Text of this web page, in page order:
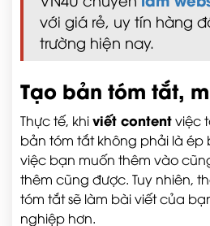
với giá rẻ, uy tín hàng
trường hiện nay.
Tạo bản tóm tắt,
Thực tế, khiviết contentviệc
bản tóm tắt không phải là
việc bạn muốn thêm vào
thêm cũng được. Tuy nhiên,
tóm tắt sẽ làm bài viết của
nghiệp hơn.